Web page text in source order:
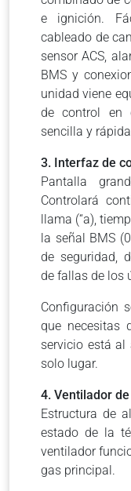
e ignición.
cableado de
sensor ACS,
BMS y
unidad viene
de control en
sencilla y
3. Interfaz de
Pantalla
Controlará
llama (“a),
la señal BMS
de seguridad,
de fallas de los
Configuración
que necesitas
servicio está al
solo lugar.
4. Ventilador
Estructura de
estado de la
ventilador
gas principal.